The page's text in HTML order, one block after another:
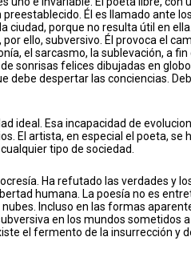
Él es llamado ante
ciudad, porque no resulta útil en
ello, subversivo. Él provoca el
el sarcasmo, la sublevación, a
sonrisas felices dibujadas en
debe despertar las conciencias.
ideal. Esa incapacidad de
El artista, en especial el poeta, se
tipo de sociedad.
Ha refutado las verdades y
humana. La poesía no es
Incluso en las formas
en los mundos sometidos
el fermento de la insurrección y